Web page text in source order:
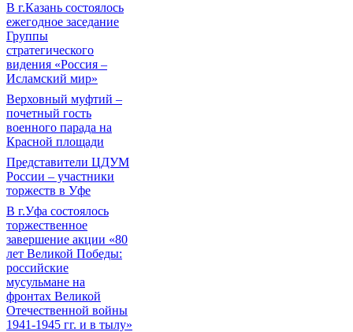
В г.Казань состоялось
ежегодное заседание
Группы
стратегического
видения «Россия –
Исламский мир»
Верховный муфтий –
почетный гость
военного парада на
Красной площади
Представители ЦДУМ
России – участники
торжеств в Уфе
В г.Уфа состоялось
торжественное
завершение акции «80
лет Великой Победы:
российские
мусульмане на
фронтах Великой
Отечественной войны
1941-1945 гг. и в тылу»